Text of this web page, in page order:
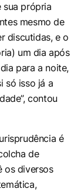
sua própria
mesmo de
discutidas, e o
um dia após
para a noite,
só isso já a
contou
é
de
os diversos